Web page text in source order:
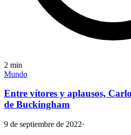
2 min
Mundo
Entre vítores y aplausos,
de Buckingham
9 de septiembre de 2022·